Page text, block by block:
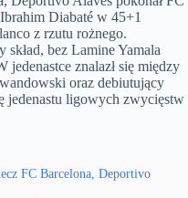
Diabaté w 45+1
z rzutu rożnego.
bez Lamine Yamala
znalazł się między
oraz debiutujący
jedenastu ligowych zwycięstw
FC Barcelona, Deportivo